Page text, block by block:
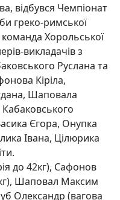
відбувся Чемпіонат
греко-римської
Хорольської
викладачів з
Руслана та
Кіріла,
Шаповала
Єгора, Онупка
Івана, Цілюрика
до 42кг), Сафонов
Шаповал Максим
Олександр (вагова